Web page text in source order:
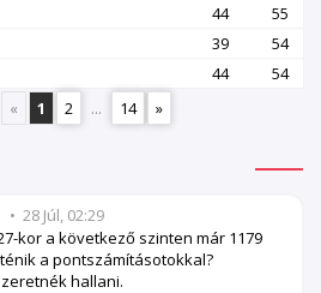
44
55
39
54
44
54
«
1 2 ... 14 »
• 28 Júl, 02:29
kor a következő szinten már 1179
a pontszámításotokkal?
hallani.